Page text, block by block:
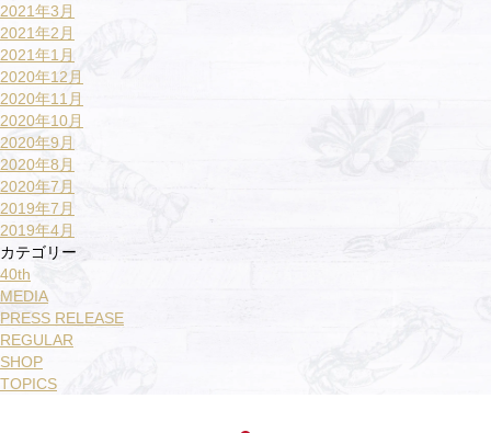
2021年3月
2021年2月
2021年1月
2020年12月
2020年11月
2020年10月
2020年9月
2020年8月
2020年7月
2019年7月
2019年4月
カテゴリー
40th
MEDIA
PRESS RELEASE
REGULAR
SHOP
TOPICS